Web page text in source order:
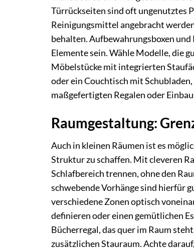
Türrückseiten sind oft ungenutztes
Reinigungsmittel angebracht
behalten. Aufbewahrungsboxen
Elemente sein. Wähle Modelle, die
Möbelstücke mit integrierten
oder ein Couchtisch mit
maßgefertigten Regalen oder
Raumgestaltung:
Auch in kleinen Räumen ist es
Struktur zu schaffen. Mit cleveren
Schlafbereich trennen, ohne den
schwebende Vorhänge sind hierfür
verschiedene Zonen optisch
definieren oder einen gemütlichen
Bücherregal, das quer im Raum
zusätzlichen Stauraum. Achte